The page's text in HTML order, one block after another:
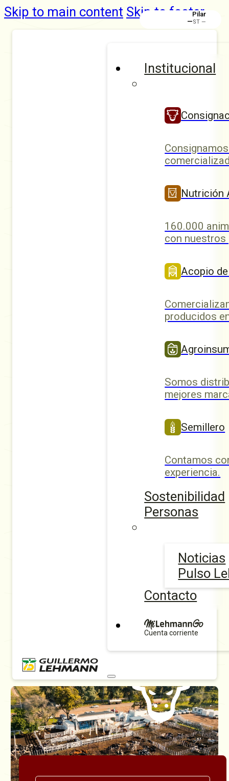
Skip to main content Skip to footer
Institucional
Nutrición
160.000
con
Acopio
producidos
Somos
mejores
Semillero
Contamos
experiencia.
Sostenibilidad
Personas
Noticias
Pulso
Contacto
Rafaela
Cuenta corriente